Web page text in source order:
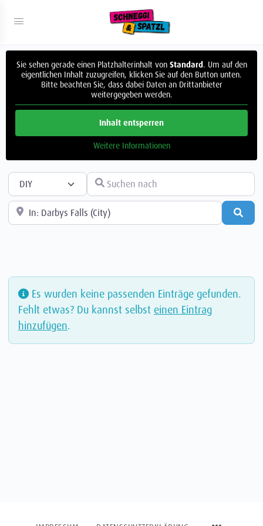
Sie sehen gerade einen Platzhalterinhalt von Standard. Um auf den
eigentlichen Inhalt zuzugreifen, klicken Sie auf den Button unten.
Bitte beachten Sie, dass dabei Daten an Drittanbieter
weitergegeben werden.
Inhalt entsperren
Weitere Informationen
Suchtyp auswählen Suchen nach
In der Nähe
Es wurden keine passenden Einträge gefunden.
Fehlt etwas? Du kannst selbst einen Eintrag
hinzufügen.